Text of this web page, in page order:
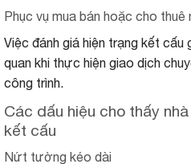
Phục vụ mua bán hoặc cho thuê
Việc đánh giá hiện trạng kết
quan khi thực hiện giao dịch
công trình.
Các dấu hiệu cho thấy
kết cấu
Nứt tường kéo dài